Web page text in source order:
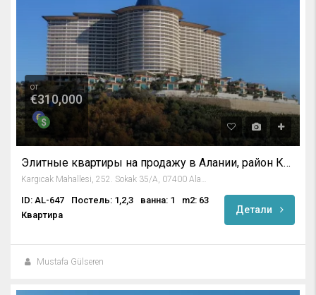
от
€310,000
Элитные квартиры на продажу в Алании, район Каргыджак
Kargıcak Mahallesi, 252. Sokak 35/A, 07400 Alanya/Antalya, Turkey
ID: AL-647 Постель: 1,2,3 ванна: 1
m2: 63
Квартира
Детали
Mustafa Gülseren